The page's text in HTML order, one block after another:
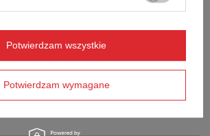
produkt
umowy
Potwierdzam wymagane
Potwierdzam wszystkie